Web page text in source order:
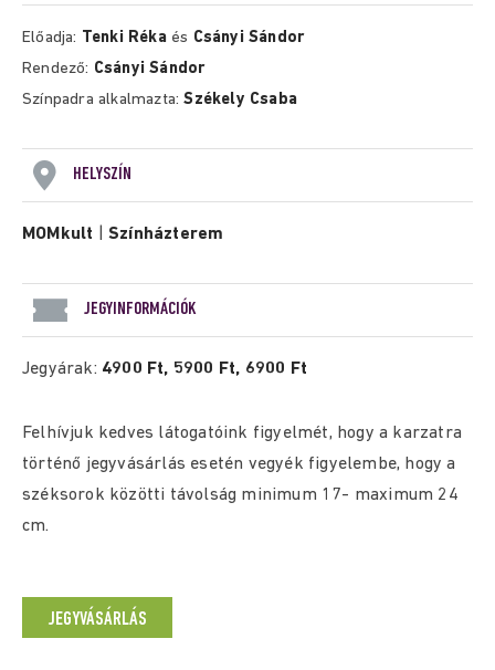
Előadja: Tenki Rékaés Csányi Sándor
Rendező: Csányi Sándor
Színpadra alkalmazta:Székely Csaba
HELYSZÍN
MOMkult |Színházterem
JEGYINFORMÁCIÓK
Jegyárak: 4900 Ft, 5900 Ft, 6900 Ft
Felhívjuk kedves látogatóink figyelmét, hogy a karzatra
történő jegyvásárlás esetén vegyék figyelembe, hogy a
széksorok közötti távolság minimum 17- maximum 24
cm.
JEGYVÁSÁRLÁS